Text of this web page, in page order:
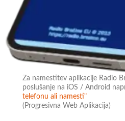
Za namestitev aplikacije Radio
poslušanje na iOS / Android
telefonu ali namesti"
(Progresivna Web Aplikacija)